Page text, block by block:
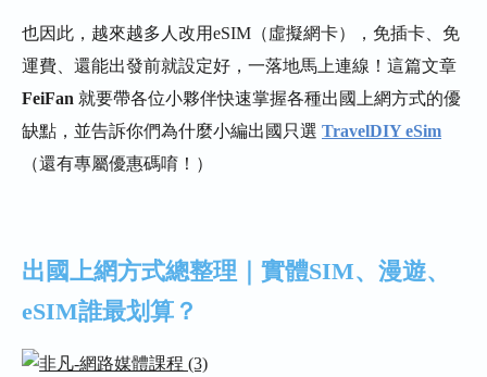
也因此，越來越多人改用eSIM（虛擬網卡），免插卡、免
運費、還能出發前就設定好，一落地馬上連線！這篇文章
FeiFan 就要帶各位小夥伴快速掌握各種出國上網方式的優
缺點，並告訴你們為什麼小編出國只選 TravelDIY eSim
（還有專屬優惠碼唷！）
出國上網方式總整理｜實體SIM、漫遊、
eSIM誰最划算？